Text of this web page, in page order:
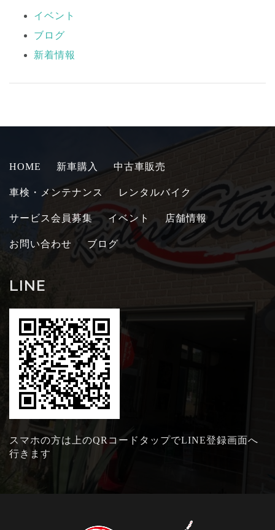
イベント
ブログ
新着情報
HOME 新車購入 中古車販売
車検・メンテナンス レンタルバイク
サービス会員募集 イベント 店舗情報
お問い合わせ ブログ
LINE
スマホの方は上のQRコードタップでLINE登録画面へ
行きます